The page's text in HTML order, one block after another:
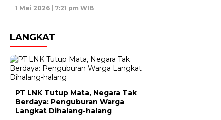
1 Mei 2026 | 7:21 pm WIB
LANGKAT
PT LNK Tutup Mata, Negara Tak
Berdaya: Penguburan Warga
Langkat Dihalang-halang